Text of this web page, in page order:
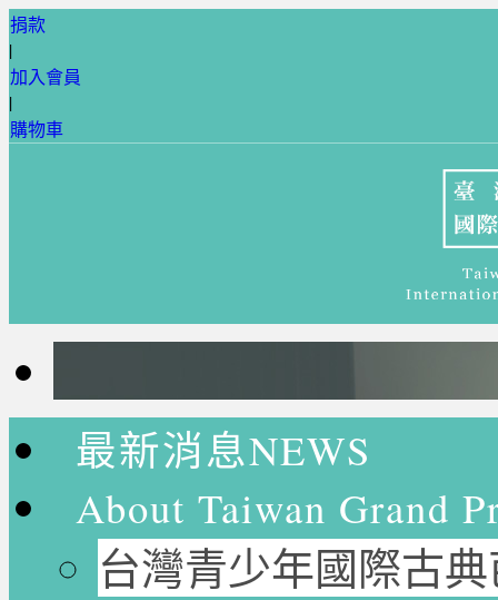
捐款
|
加入會員
|
購物車
最新消息NEWS
About Taiwan Grand
台灣青少年國際古